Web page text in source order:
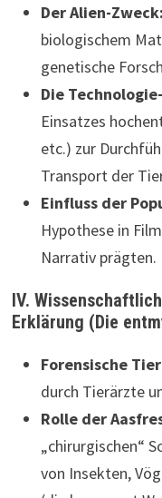
Der Alien-Zweck:
biologischem
genetische
Die
Einsatzes
etc.) zur
Transport der
Einfluss der
Hypothese in
Narrativ prägten.
IV.
Erklärung (Die
Forensische
durch Tierärzte
Rolle der
„chirurgischen“
von Insekten,